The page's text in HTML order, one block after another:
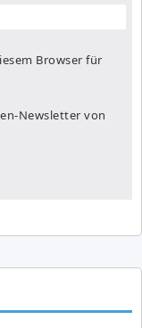
Browser für
Newsletter von